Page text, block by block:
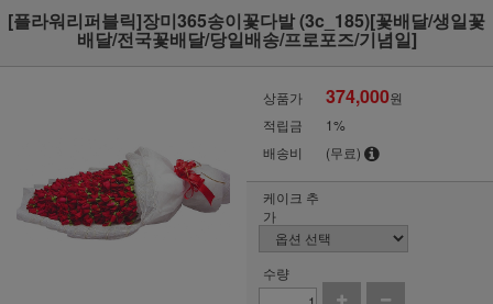
[플라워리퍼블릭]장미365송이꽃다발 (3c_185)[꽃배달/생일꽃
배달/전국꽃배달/당일배송/프로포즈/기념일]
상품가 374,000원
적립금
1%
배송비
(무료)
케이크 추
가
수량